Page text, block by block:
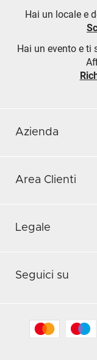
Hai un locale e
Hai un evento e ti
Azienda
Area Clienti
Legale
Seguici su